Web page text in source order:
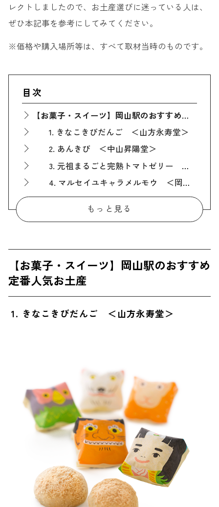
レクトしましたので、お土産選びに迷っている人は、
ぜひ本記事を参考にしてみてください。
※価格や購入場所等は、すべて取材当時のものです。
目次
【お菓子・スイーツ】岡山駅のおすすめ定番人気お土産
1. きなこきびだんご ＜山方永寿堂＞
2. あんきび ＜中山昇陽堂＞
3. 元祖まるごと完熟トマトゼリー ＜角南製造所＞
4. マルセイユキャラメルモウ ＜岡山夢菓匠 敷島堂＞
5. バターサンド〈檸檬〉 ＜PRESS BUTTER SAND＞
7. 美観堂謹製 黄ニラしょうゆ ＜美観堂＞
8. 津山ビール ＜多胡本家酒造場＞
10. ままかり酢漬（イヌ） ＜瀬戸乃屋＞
11. なめ茸 ラー油味 ＜瀬戸乃屋＞
14. 黄にらえび煎餅 ＜せとうち寿＞
もっと見る
【お菓子・スイーツ】岡山駅のおすすめ
定番人気お土産
1. きなこきびだんご ＜山方永寿堂＞